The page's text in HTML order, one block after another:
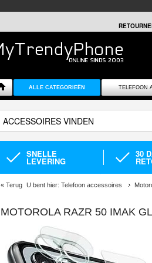
ALLE CATEGORIEËN TELEFOON
SNELLE
LEVERING
30
« Terug U bent hier: Telefoon accessoires
MOTOROLA RAZR 50 IMAK